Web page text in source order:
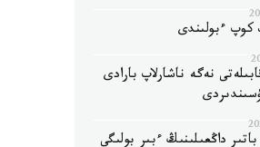
كوپ ءبولىندى
نەگە ناشارلاپ بارادى
باتىر داڭعىلىنىڭ ءبىر بولىگى